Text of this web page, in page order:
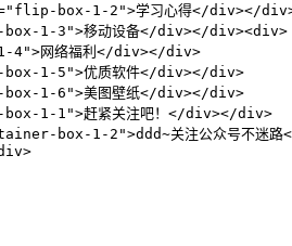
box-1-2">学习心得</div></
1-3">移动设备</div></div><div>
网络福利</div></div>
1-5">优质软件</div></div>
1-6">美图壁纸</div></div>
1-1">赶紧关注吧！</div></div>
box-1-2">ddd~关注公众号不迷